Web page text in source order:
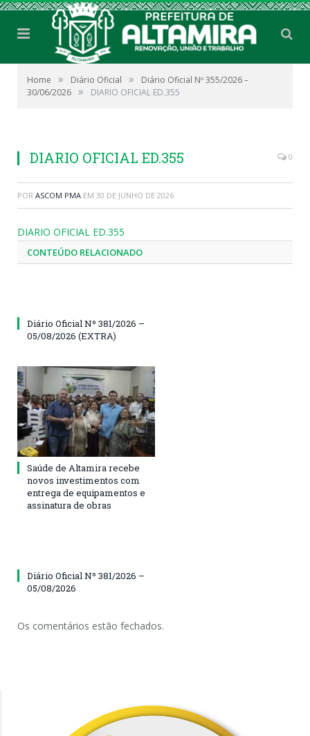
Home » Diário Oficial »
Diário Oficial Nº 355/2026 –
30/06/2026 » DIARIO OFICIAL ED.355
DIARIO OFICIAL ED.355 0
POR ASCOM PMA EM 30 DE JUNHO DE 2026
DIARIO OFICIAL ED.355
CONTEÚDO RELACIONADO
Diário Oficial Nº 381/2026 –
05/08/2026 (EXTRA)
Saúde de Altamira recebe
novos investimentos com
entrega de equipamentos e
assinatura de obras
Diário Oficial Nº 381/2026 –
05/08/2026
Os comentários estão fechados.